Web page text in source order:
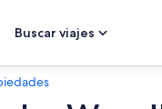
Buscar viajes